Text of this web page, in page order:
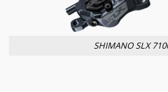
SHIMANO SLX